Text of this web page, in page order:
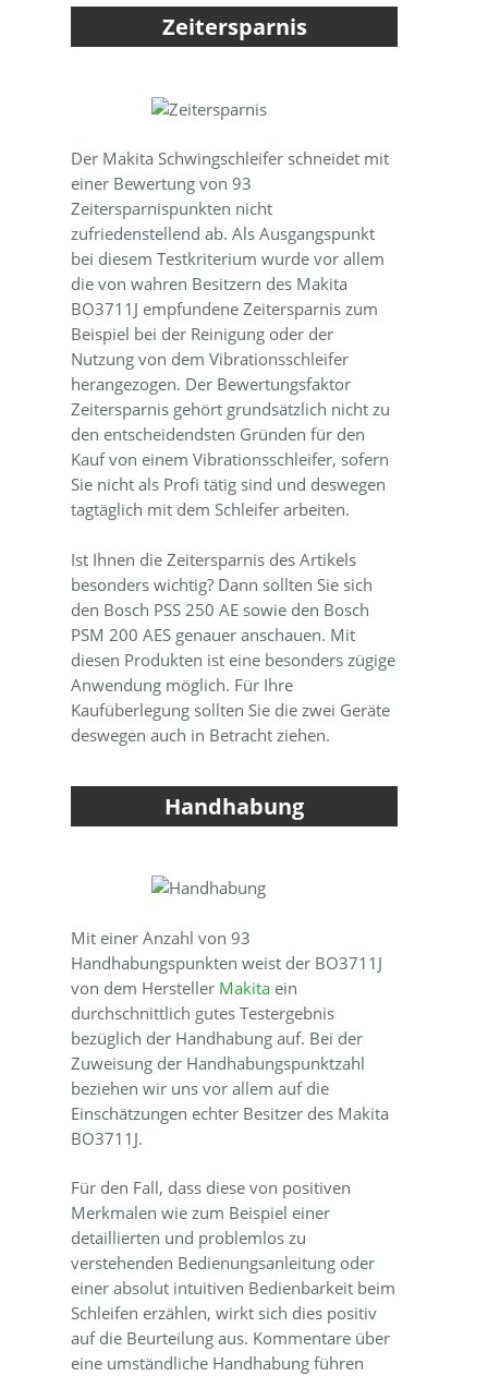
Zeitersparnis
Der Makita Schwingschleifer schneidet mit
einer Bewertung von 93
Zeitersparnispunkten nicht
zufriedenstellend ab. Als Ausgangspunkt
bei diesem Testkriterium wurde vor allem
die von wahren Besitzern des Makita
BO3711J empfundene Zeitersparnis zum
Beispiel bei der Reinigung oder der
Nutzung von dem Vibrationsschleifer
herangezogen. Der Bewertungsfaktor
Zeitersparnis gehört grundsätzlich nicht zu
den entscheidendsten Gründen für den
Kauf von einem Vibrationsschleifer, sofern
Sie nicht als Profi tätig sind und deswegen
tagtäglich mit dem Schleifer arbeiten.
Ist Ihnen die Zeitersparnis des Artikels
besonders wichtig? Dann sollten Sie sich
den Bosch PSS 250 AE sowie den Bosch
PSM 200 AES genauer anschauen. Mit
diesen Produkten ist eine besonders zügige
Anwendung möglich. Für Ihre
Kaufüberlegung sollten Sie die zwei Geräte
deswegen auch in Betracht ziehen.
Handhabung
Mit einer Anzahl von 93
Handhabungspunkten weist der BO3711J
von dem Hersteller Makita ein
durchschnittlich gutes Testergebnis
bezüglich der Handhabung auf. Bei der
Zuweisung der Handhabungspunktzahl
beziehen wir uns vor allem auf die
Einschätzungen echter Besitzer des Makita
BO3711J.
Für den Fall, dass diese von positiven
Merkmalen wie zum Beispiel einer
detaillierten und problemlos zu
verstehenden Bedienungsanleitung oder
einer absolut intuitiven Bedienbarkeit beim
Schleifen erzählen, wirkt sich dies positiv
auf die Beurteilung aus. Kommentare über
eine umständliche Handhabung führen